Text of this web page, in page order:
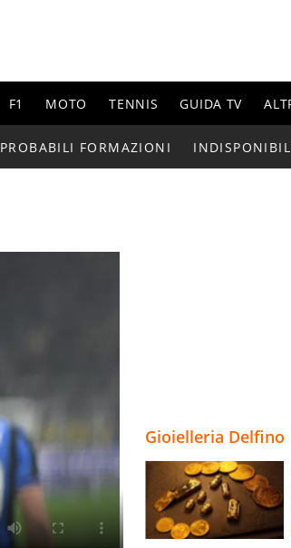
F1 MOTO TENNIS GUIDA TV
PROBABILI FORMAZIONI
Gioielleria Delfino